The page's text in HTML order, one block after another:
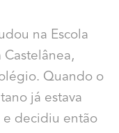
na Escola
Quando o
já estava
e decidiu então